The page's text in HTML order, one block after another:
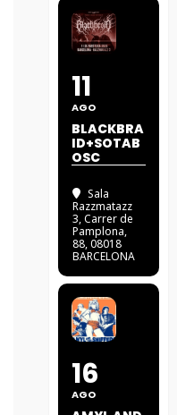
11
AGO
BLACKBRA
ID+SOTAB
OSC
Sala
Razzmatazz
3, Carrer de
Pamplona,
88, 08018
BARCELONA
16
AGO